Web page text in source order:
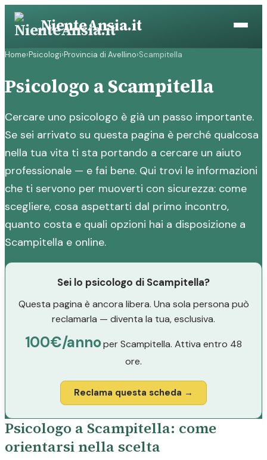
Vai
contenuto
NienteAnsia.it
Home›Psicologi›Provincia di Avellino›Scampitella
Psicologo a Scampitella
Cercare uno psicologo è già un passo importante.
Se sei arrivato su questa pagina è perché qualcosa
nella tua vita ti sta portando a cercare un aiuto
professionale — e fai bene. Qui trovi le informazioni
che ti servono per muoverti con sicurezza: come
scegliere, cosa aspettarti dal primo incontro,
quanto costa e quali opzioni hai a disposizione a
Scampitella e online.
Sei lo psicologo di Scampitella?
Questa pagina è ancora libera. Una sola persona può
reclamarla — diventa la tua, esclusiva.
100€/annoper Scampitella. Attiva entro 48
ore.
Reclama questa scheda →
Psicologo a Scampitella: come
orientarsi nella scelta